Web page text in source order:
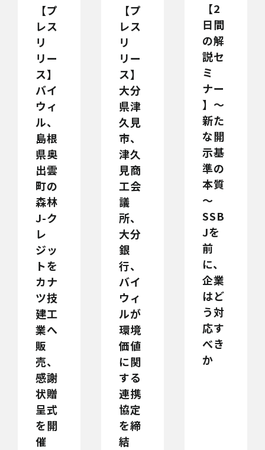
【プ
レス
リ
リー
ス】
バイ
ウィ
ル、
島根
県奥
出雲
町の
森林
J-ク
レ
ジッ
トを
カナ
ツ技
建工
業へ
販
売、
感謝
状贈
呈式
を開
催
【プ
レス
リ
リー
ス】
大分
県津
久見
市、
津久
見商
工会
議
所、
大分
銀
行、
バイ
ウィ
ルが
環境
価値
に関
する
連携
協定
を締
結
【2
日間
の解
説セ
ミ
ナー
】～
新た
な開
示基
準の
本質
～
SSB
Jを
前
に、
企業
はど
う対
応す
べき
か